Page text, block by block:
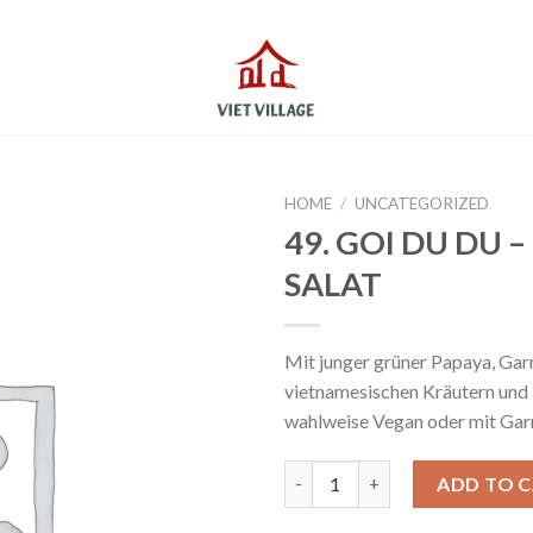
HOME / UNCATEGORIZED
49. GOI DU DU –
SALAT
Mit junger grüner Papaya,
vietnamesischen Kräutern und
wahlweise Vegan oder mit
ADD TO